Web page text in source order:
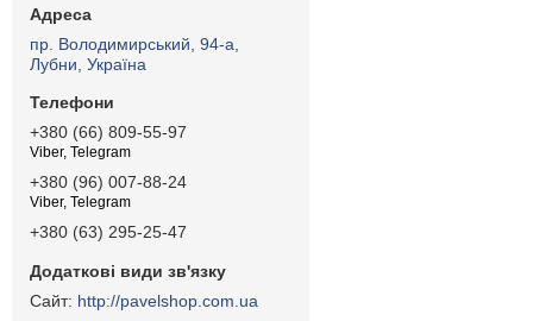
пр. Володимирський, 94-а,
Лубни, Україна
+380 (66) 809-55-97
Viber, Telegram
+380 (96) 007-88-24
Viber, Telegram
+380 (63) 295-25-47
http://pavelshop.com.ua